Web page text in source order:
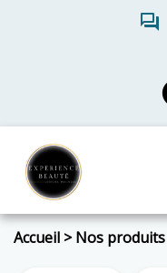
forum
Accueil >Nos produits